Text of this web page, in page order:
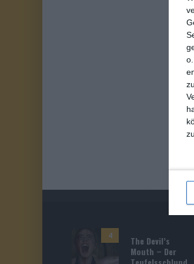
4
The Devil’s
Mouth – Der